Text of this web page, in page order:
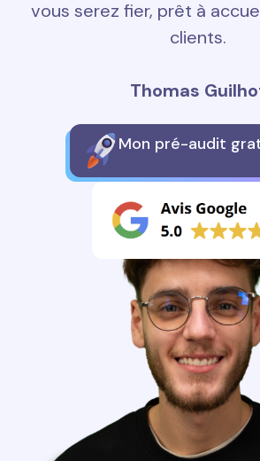
vous serez fier, prêt à
clients.
Thomas
Mon pré-audit